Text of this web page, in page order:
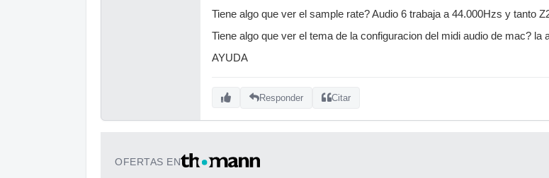
Tiene algo que ver el sample rate? Audio 6 trabaja a 44.000Hzs y tanto
Tiene algo que ver el tema de la configuracion del midi audio de mac? la
AYUDA
Responder Citar
OFERTAS EN